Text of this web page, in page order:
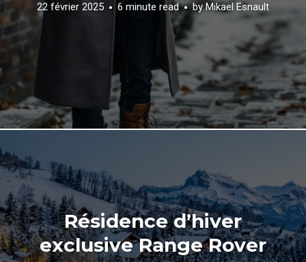
22 février 2025 6 minute read byMikael Esnault
Résidence d’hiver
exclusive Range Rover